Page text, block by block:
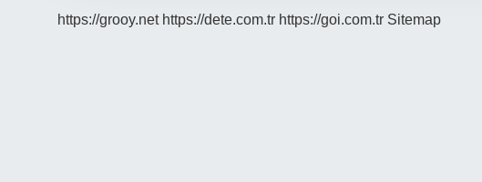
https://grooy.net https://dete.com.tr https://goi.com.tr Sitemap